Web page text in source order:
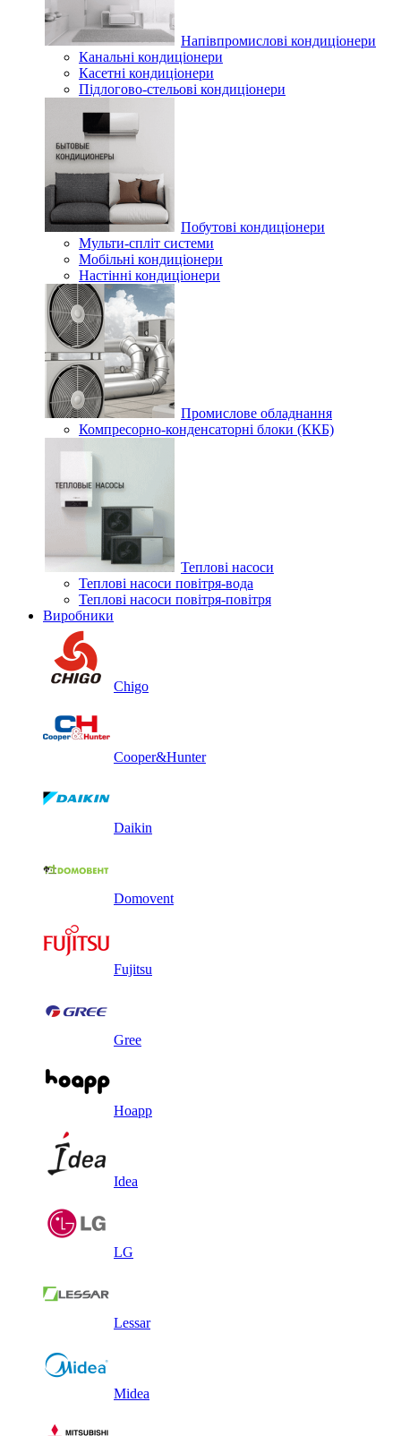
Напівпромислові кондиціонери
Канальні кондиціонери
Касетні кондиціонери
Підлогово-стельові кондиціонери
Побутові кондиціонери
Мульти-спліт системи
Мобільні кондиціонери
Настінні кондиціонери
Промислове обладнання
Компресорно-конденсаторні блоки (ККБ)
Теплові насоси
Теплові насоси повітря-вода
Теплові насоси повітря-повітря
Виробники
Chigo
Cooper&Hunter
Daikin
Domovent
Fujitsu
Gree
Hoapp
Idea
LG
Lessar
Midea